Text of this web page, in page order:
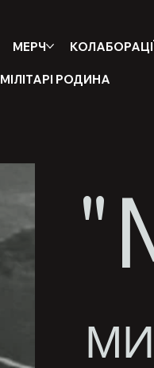
МЕРЧ
МІЛІТАРІ РОДИНА